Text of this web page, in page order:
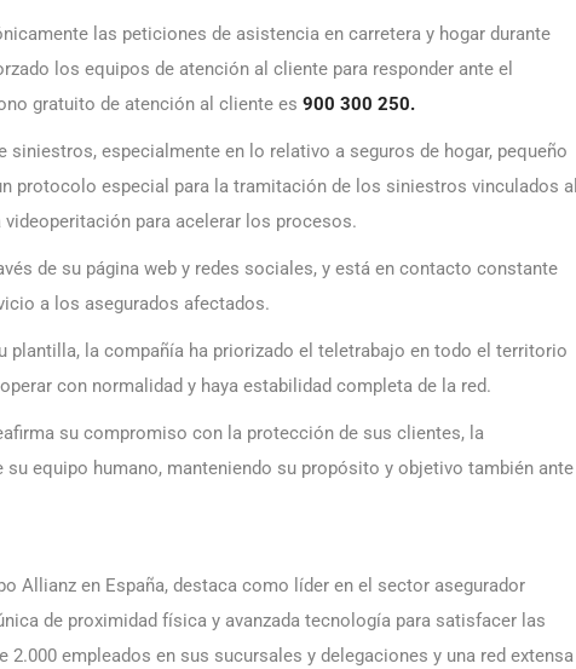
las peticiones de asistencia en carretera y hogar durante
los equipos de atención al cliente para responder ante el
gratuito de atención al cliente es 900 300 250.
siniestros, especialmente en lo relativo a seguros de hogar, pequeño
protocolo especial para la tramitación de los siniestros vinculados al
para acelerar los procesos.
de su página web y redes sociales, y está en contacto constante
a los asegurados afectados.
plantilla, la compañía ha priorizado el teletrabajo en todo el territorio
con normalidad y haya estabilidad completa de la red.
su compromiso con la protección de sus clientes, la
equipo humano, manteniendo su propósito y objetivo también ante
Allianz en España, destaca como líder en el sector asegurador
de proximidad física y avanzada tecnología para satisfacer las
2.000 empleados en sus sucursales y delegaciones y una red extensa